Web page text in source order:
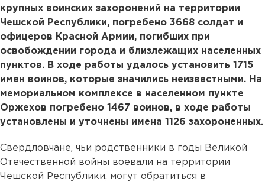
крупных воинских захоронений на территории
Чешской Республики, погребено 3668 солдат и
офицеров Красной Армии, погибших при
освобождении города и близлежащих населенных
пунктов. В ходе работы удалось установить 1715
имен воинов, которые значились неизвестными. На
мемориальном комплексе в населенном пункте
Оржехов погребено 1467 воинов, в ходе работы
установлены и уточнены имена 1126 захороненных.
Свердловчане, чьи родственники в годы Великой
Отечественной войны воевали на территории
Чешской Республики, могут обратиться в